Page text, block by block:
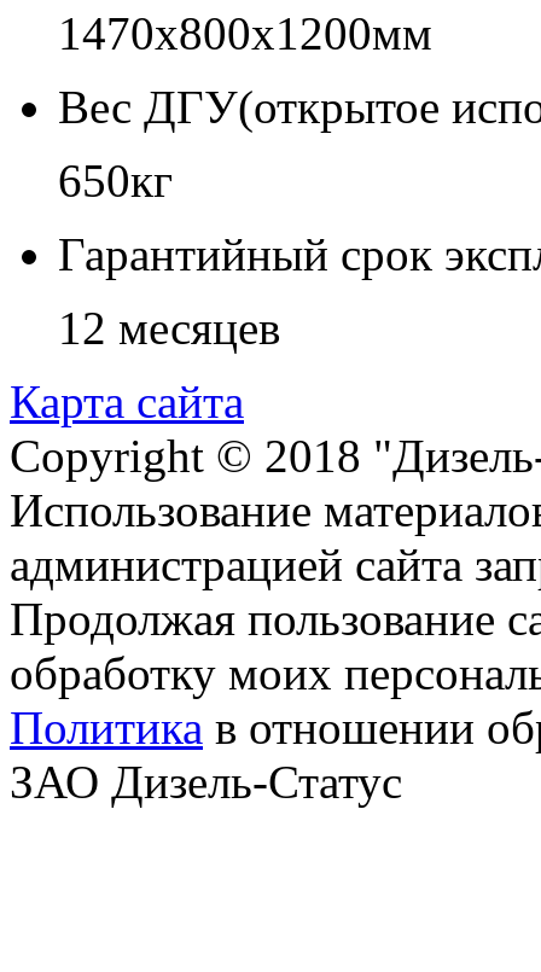
1470x800x1200мм
Вес ДГУ(открытое
650кг
Гарантийный срок
12 месяцев
Карта сайта
Copyright © 2018
Использование
администрацией сайта
Продолжая пользование
обработку моих
Политика в отношении
ЗАО Дизель-Статус